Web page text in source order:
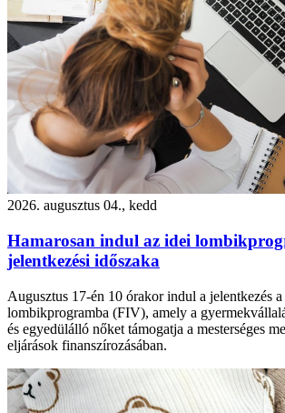
2026. augusztus 04., kedd
Hamarosan indul az idei
jelentkezési időszaka
Augusztus 17-én 10 órakor indul a jelentkezés
lombikprogramba (FIV), amely a
és egyedülálló nőket támogatja a mesterséges
eljárások finanszírozásában.